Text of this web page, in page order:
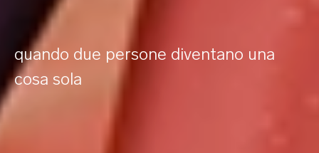
quando due persone diventano una
cosa sola